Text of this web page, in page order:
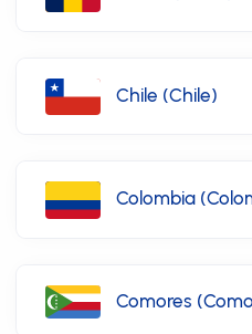
Chile (Chile)
Colombia
Comores